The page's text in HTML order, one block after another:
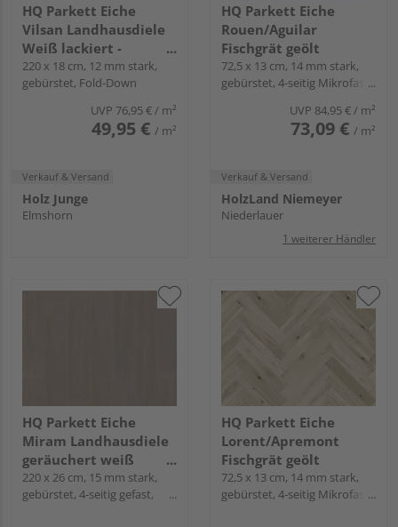
HQ Parkett Eiche
Vilsan Landhausdiele
Weiß lackiert -
Naturastig
220 x 18 cm, 12 mm stark,
gebürstet, Fold-Down
UVP 76,95 €/ m²
49,95 € / m²
Verkauf & Versand
Holz Junge
Elmshorn
HQ Parkett Eiche
Rouen/Aguilar
Fischgrät geölt
72,5 x 13 cm, 14 mm stark,
gebürstet, 4-seitig Mikrofase,
UVP 84,95 €/ m²
73,09 € / m²
Verkauf & Versand
HolzLand Niemeyer
Niederlauer
1 weiterer Händler
HQ Parkett Eiche
Miram Landhausdiele
geräuchert weiß
natur-geölt
220 x 26 cm, 15 mm stark,
gebürstet, 4-seitig gefast,
HQ Parkett Eiche
Lorent/Apremont
Fischgrät geölt
72,5 x 13 cm, 14 mm stark,
gebürstet, 4-seitig Mikrofase,